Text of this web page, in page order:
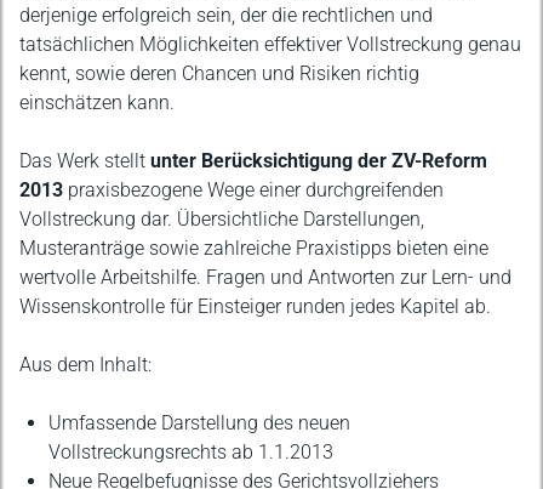
derjenige erfolgreich sein, der die rechtlichen und
tatsächlichen Möglichkeiten effektiver Vollstreckung genau
kennt, sowie deren Chancen und Risiken richtig
einschätzen kann.
Das Werk stellt unter Berücksichtigung der ZV-Reform
2013 praxisbezogene Wege einer durchgreifenden
Vollstreckung dar. Übersichtliche Darstellungen,
Musteranträge sowie zahlreiche Praxistipps bieten eine
wertvolle Arbeitshilfe. Fragen und Antworten zur Lern- und
Wissenskontrolle für Einsteiger runden jedes Kapitel ab.
Aus dem Inhalt:
Umfassende Darstellung des neuen
Vollstreckungsrechts ab 1.1.2013
Neue Regelbefugnisse des Gerichtsvollziehers